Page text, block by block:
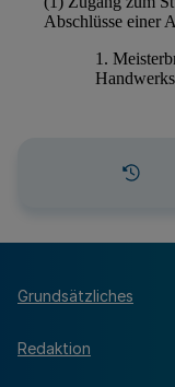
Grundsätzliches
Redaktion